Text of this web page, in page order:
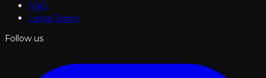
FAQ
Legal Terms
Follow us